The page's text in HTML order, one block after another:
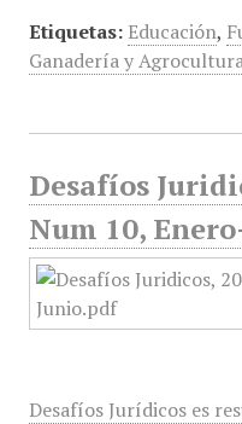
Etiquetas: Educación,
Ganadería y
Desafíos
Num 10,
Desafíos Jurídicos es